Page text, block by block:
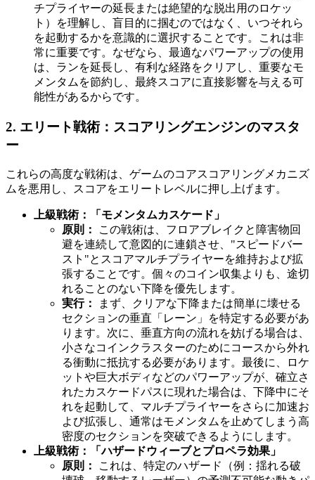
チプライヤーの延長または絶望的な脱出用のロケッ
ト）を理解し、盲目的に掴むのではなく、いつそれら
を起動するかを意識的に選択することです。これは非
常に重要です。なぜなら、最適なパワーアップの使用
は、ランを延長し、有利な経路をクリアし、重要なモ
メンタムを節約し、最終スコアに直接影響を与える可
能性があるからです。
2. エリート戦術：スコアリングエンジンのマスタ
ー
これらの高度な戦術は、ゲームのコアスコアリングメカニズ
ムを悪用し、スコアをエリートレベルに押し上げます。
上級戦術：「モメンタムカスケード」
原則：
この戦術は、フロアブレイクと障害物回
避を連続して意図的に連鎖させ、"スピードバー
スト"とスコアマルチプライヤーを維持および拡
張することです。個々のコイン収集よりも、途切
れることのない下降を優先します。
実行：
まず、クリアな下降または簡単に壊せる
セクションの垂直「レーン」を特定する必要があ
ります。次に、垂直方向の流れを妨げる場合は、
小さなコインクラスターのためにコースから外れ
る衝動に抵抗する必要があります。最後に、ロケ
ットや巨大ボディなどのパワーアップが、確立さ
れたカスケードパスに現れた場合は、下降中にそ
れを起動して、マルチプライヤーをさらに加速お
よび拡張し、通常はモメンタムを止めてしまう高
密度のセクションを突破できるようにします。
上級戦術：「ハザードウィーブとプロペラ効果」
原則：
これは、特定のハザード（例：揺れる破